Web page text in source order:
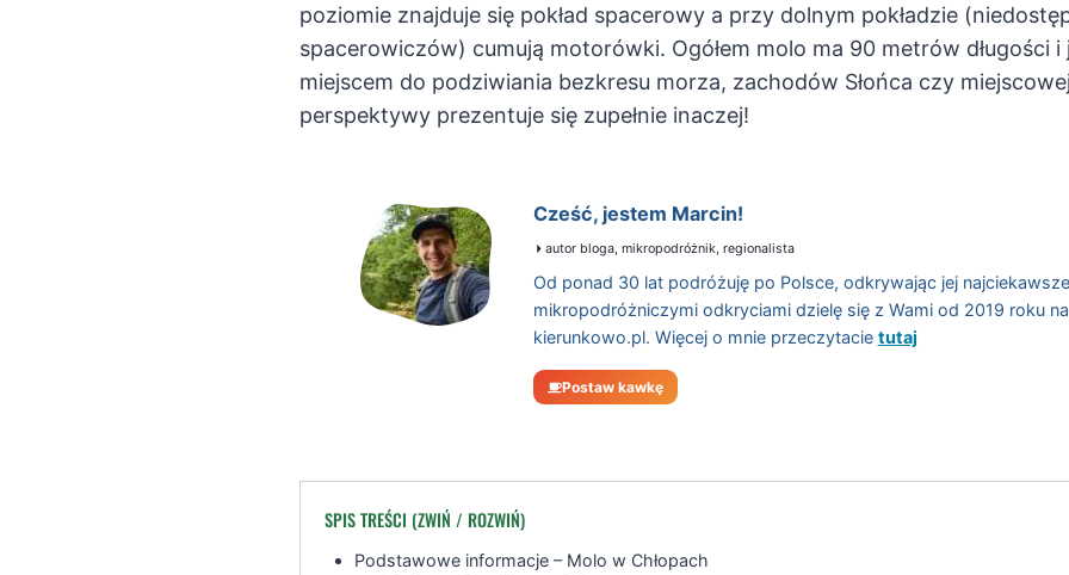
poziomie znajduje się pokład spacerowy a przy dolnym pokładzie
spacerowiczów) cumują motorówki. Ogółem molo ma 90 metrów długości i
miejscem do podziwiania bezkresu morza, zachodów Słońca czy
perspektywy prezentuje się zupełnie inaczej!
Cześć, jestem Marcin!
autor bloga, mikropodróżnik, regionalista
Od ponad 30 lat podróżuję po Polsce, odkrywając jej
mikropodróżniczymi odkryciami dzielę się z Wami od 2019 roku
kierunkowo.pl. Więcej o mnie przeczytacie tutaj
Postaw kawkę
SPIS TREŚCI (ZWIŃ / ROZWIŃ)
Podstawowe informacje – Molo w Chłopach